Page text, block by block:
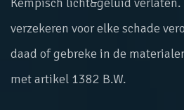
verzekeren voor elke schade
daad of gebreke in de
met artikel 1382 B.W.